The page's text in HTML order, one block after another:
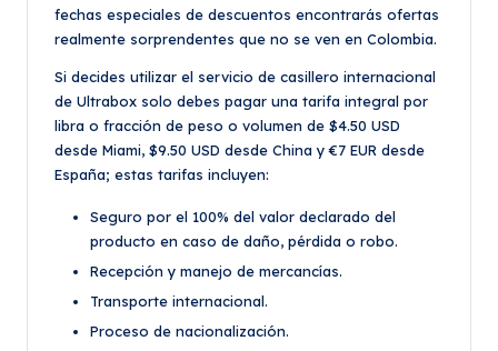
fechas especiales de descuentos encontrarás ofertas
realmente sorprendentes que no se ven en Colombia.
Si decides utilizar el servicio de casillero internacional
de Ultrabox solo debes pagar una tarifa integral por
libra o fracción de peso o volumen de $4.50 USD
desde Miami, $9.50 USD desde China y €7 EUR desde
España; estas tarifas incluyen:
Seguro por el 100% del valor declarado del
producto en caso de daño, pérdida o robo.
Recepción y manejo de mercancías.
Transporte internacional.
Proceso de nacionalización.